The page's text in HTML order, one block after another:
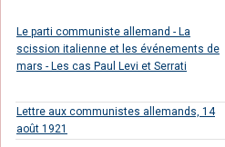
Le parti communiste allemand - La
scission italienne et les événements de
mars - Les cas Paul Levi et Serrati
Lettre aux communistes allemands, 14
août 1921